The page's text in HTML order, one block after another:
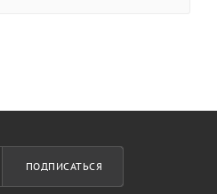
ПОДПИСАТЬСЯ